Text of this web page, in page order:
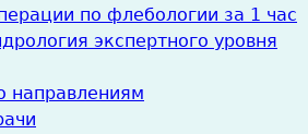
по флебологии за 1 час
экспертного уровня
направлениям